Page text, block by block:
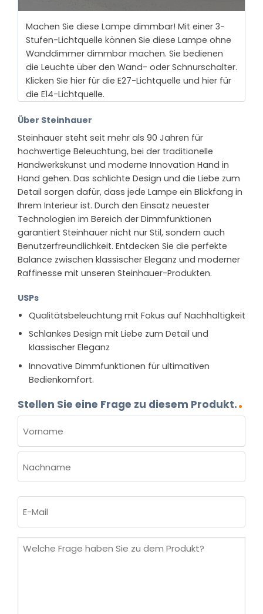
Machen Sie diese Lampe dimmbar! Mit einer 3-
Stufen-Lichtquelle können Sie diese Lampe ohne
Wanddimmer dimmbar machen. Sie bedienen
die Leuchte über den Wand- oder Schnurschalter.
Klicken Sie hier für die E27-Lichtquelle und hier für
die E14-Lichtquelle.
Über Steinhauer
Steinhauer steht seit mehr als 90 Jahren für
hochwertige Beleuchtung, bei der traditionelle
Handwerkskunst und moderne Innovation Hand in
Hand gehen. Das schlichte Design und die Liebe zum
Detail sorgen dafür, dass jede Lampe ein Blickfang in
Ihrem Interieur ist. Durch den Einsatz neuester
Technologien im Bereich der Dimmfunktionen
garantiert Steinhauer nicht nur Stil, sondern auch
Benutzerfreundlichkeit. Entdecken Sie die perfekte
Balance zwischen klassischer Eleganz und moderner
Raffinesse mit unseren Steinhauer-Produkten.
USPs
Qualitätsbeleuchtung mit Fokus auf Nachhaltigkeit
Schlankes Design mit Liebe zum Detail und
klassischer Eleganz
Innovative Dimmfunktionen für ultimativen
Bedienkomfort.
Stellen Sie eine Frage zu diesem Produkt.
(ERFORDERLICH)
Vorname
Mail
Welche